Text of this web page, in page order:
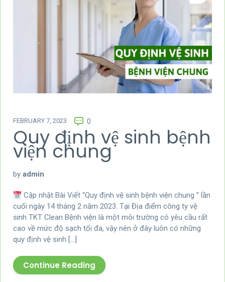
FEBRUARY 7, 2023 0
Quy định vệ sinh bệnh
viện chung
by admin
Cập nhật Bài Viết “Quy định vệ sinh bệnh viện chung ” lần
cuối ngày 14 tháng 2 năm 2023. Tại Địa điểm công ty vệ
sinh TKT Clean Bệnh viện là một môi trường có yêu cầu rất
cao về mức độ sạch tối đa, vậy nên ở đây luôn có những
quy định vệ sinh […]
Continue Reading